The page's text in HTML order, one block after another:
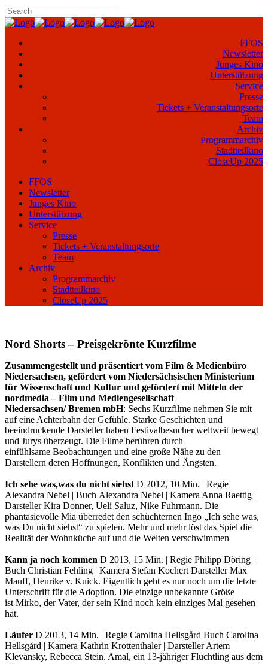
FFOS
Newsletter
Junges Kino
Unterstützung
Service
Presse
Tickets + Veranstaltungsorte
Team
Archiv
Programmarchiv
Stadtteilkino
CloseUp 2025
FFOS
Newsletter
Junges Kino
Unterstützung
Service
Presse
Tickets + Veranstaltungsorte
Team
Archiv
Programmarchiv
Stadtteilkino
CloseUp 2025
Nord Shorts – Preisgekrönte Kurzfilme
Zusammengestellt und präsentiert vom Film & Medienbüro
Niedersachsen, gefördert vom Niedersächsischen Ministerium
für Wissenschaft und Kultur und gefördert mit Mitteln der
nordmedia – Film und Mediengesellschaft
Niedersachsen/ Bremen mbH: Sechs Kurzfilme nehmen Sie mit
auf eine Achterbahn der Gefühle. Starke Geschichten und
beeindruckende Darsteller haben Festivalbesucher weltweit bewegt
und Jurys überzeugt. Die Filme berühren durch
einfühlsame Beobachtungen und eine große Nähe zu den
Darstellern deren Hoffnungen, Konflikten und Ängsten.
Ich sehe was,was du nicht siehst D 2012, 10 Min. | Regie
Alexandra Nebel | Buch Alexandra Nebel | Kamera Anna Raettig |
Darsteller Kira Donner, Ueli Saluz, Nike Fuhrmann. Die
phantasievolle Mia überredet den schüchternen Ingo „Ich sehe was,
was Du nicht siehst“ zu spielen. Mehr und mehr löst das Spiel die
Realität der Wohnküche auf und die Welten verschwimmen
Kann ja noch kommen D 2013, 15 Min. | Regie Philipp Döring |
Buch Christian Fehling | Kamera Stefan Kochert Darsteller Max
Mauff, Henrike v. Kuick. Eigentlich geht es nur noch um die letzte
Unterschrift für die Adoption. Die einzige unbekannte Größe
ist Mirko, der Vater, der sein Kind noch kein einziges Mal gesehen
hat.
Läufer D 2013, 14 Min. | Regie Carolina Hellsgård Buch Carolina
Hellsgård | Kamera Kathrin Krottenthaler | Darsteller Artem
Klevansky, Rebecca Stein. Amal, ein 13-jähriger Flüchtling aus dem